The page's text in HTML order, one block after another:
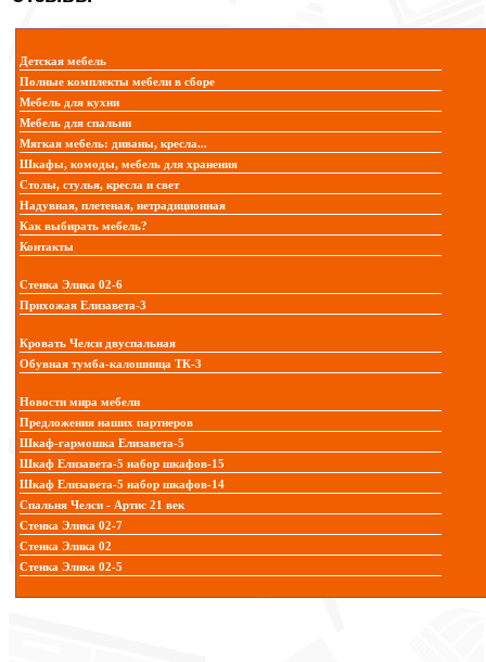
Детская мебель
Полные комплекты мебели в сборе
Мебель для кухни
Мебель для спальни
Мягкая мебель: диваны, кресла...
Шкафы, комоды, мебель для хранения
Столы, стулья, кресла и свет
Надувная, плетеная, нетрадиционная
Как выбирать мебель?
Контакты
Стенка Элика 02-6
Прихожая Елизавета-3
Кровать Челси двуспальная
Обувная тумба-калошница ТК-3
Новости мира мебели
Предложения наших партнеров
Шкаф-гармошка Елизавета-5
Шкаф Елизавета-5 набор шкафов-15
Шкаф Елизавета-5 набор шкафов-14
Спальня Челси - Артис 21 век
Стенка Элика 02-7
Стенка Элика 02
Стенка Элика 02-5